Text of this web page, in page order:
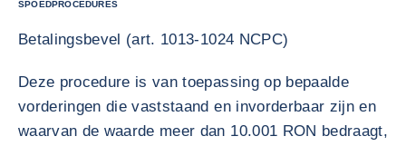
SPOEDPROCEDURES
Betalingsbevel (art. 1013-1024 NCPC)
Deze procedure is van toepassing op bepaalde
vorderingen die vaststaand en invorderbaar zijn en
waarvan de waarde meer dan 10.001 RON bedraagt,